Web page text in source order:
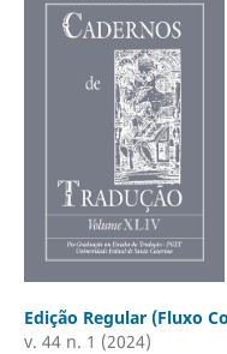
Edição Regular (Fluxo
v. 44 n. 1 (2024)